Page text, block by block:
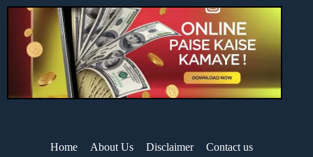
Home About Us Disclaimer Contact us